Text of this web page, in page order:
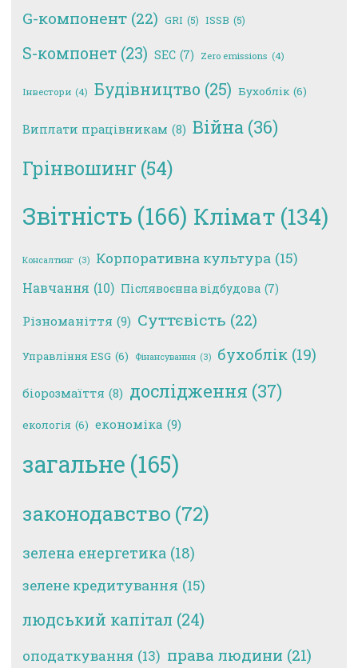
G-компонент (22) GRI (5) ISSB (5)
S-компонет (23) SEC (7) Zero emissions (4)
Інвестори (4) Будівництво (25) Бухоблік (6)
Виплати працівникам (8) Війна (36)
Грінвошинг (54)
Звітність (166) Клімат (134)
Консалтинг (3) Корпоративна культура (15)
Навчання (10) Післявоєнна відбудова (7)
Різноманіття (9) Суттєвість (22)
Управління ESG (6) Фінансування (3) бухоблік (19)
біорозмаїття (8) дослідження (37)
екологія (6) економіка (9)
загальне (165)
законодавство (72)
зелена енергетика (18)
зелене кредитування (15)
людський капітал (24)
оподаткування (13) права людини (21)